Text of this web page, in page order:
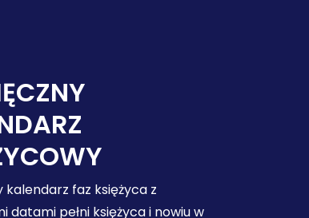
kalendarz faz księżyca z
datami pełni księżyca i nowiu w